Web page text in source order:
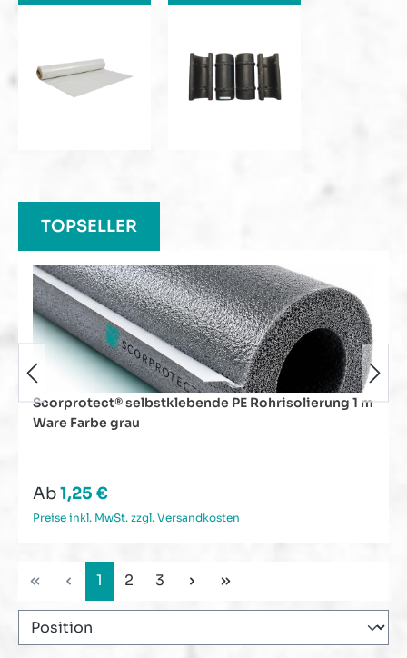
TOPSELLER
Scorprotect® selbstklebende PE Rohrisolierung 1 m
Ware Farbe grau
Regulärer Preis:
Ab1,25 €
Preise inkl. MwSt. zzgl. Versandkosten
Seite
1 Seite
2 Seite
3